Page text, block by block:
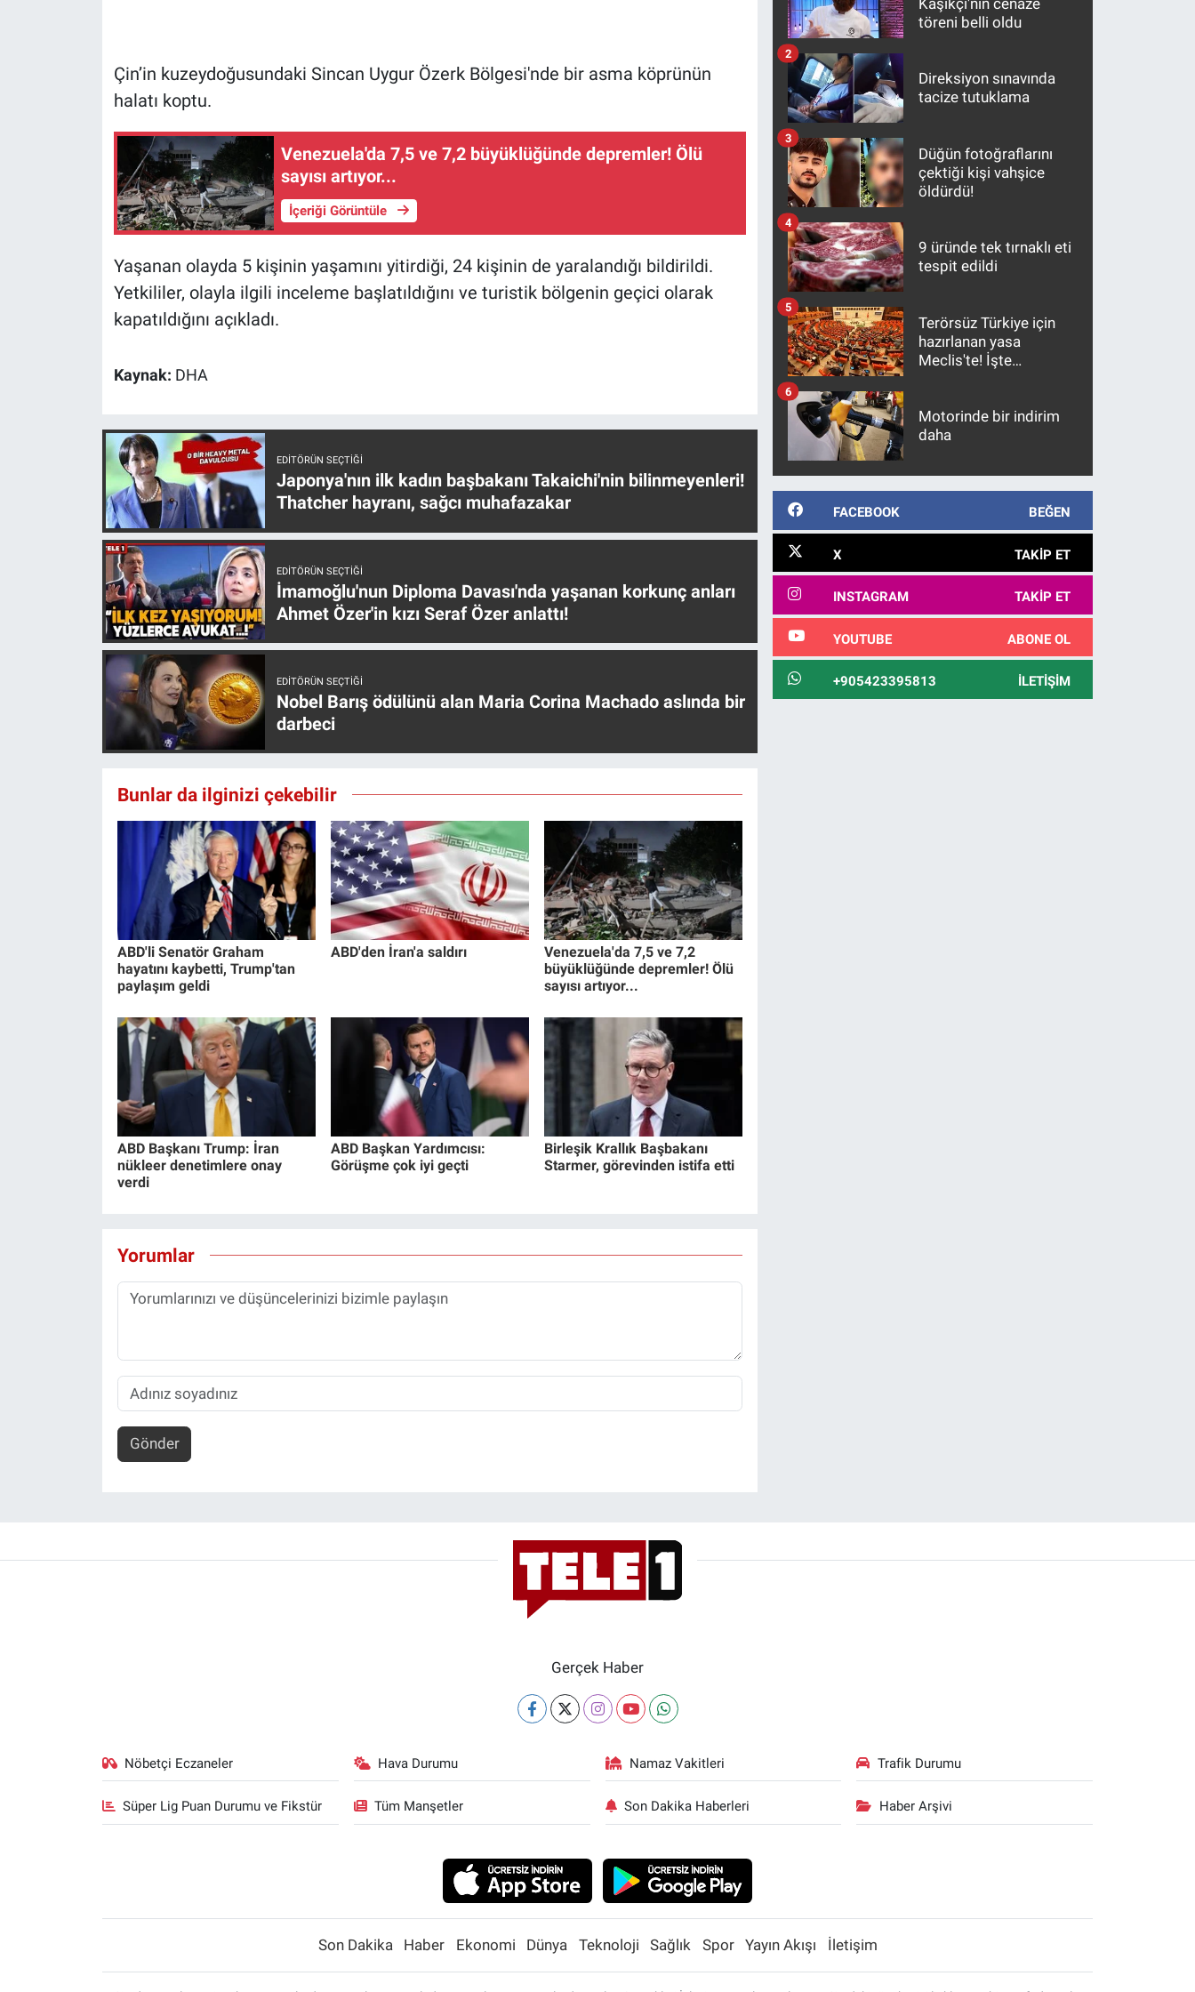
Çin’in kuzeydoğusundaki Sincan Uygur Özerk Bölgesi'nde bir asma köprünün
halatı koptu.
Venezuela'da 7,5 ve 7,2 büyüklüğünde depremler! Ölü
sayısı artıyor...
İçeriği Görüntüle
Yaşanan olayda 5 kişinin yaşamını yitirdiği, 24 kişinin de yaralandığı bildirildi.
Yetkililer, olayla ilgili inceleme başlatıldığını ve turistik bölgenin geçici olarak
kapatıldığını açıkladı.
Kaynak: DHA
EDITÖRÜN SEÇTIĞI
Japonya'nın ilk kadın başbakanı Takaichi'nin bilinmeyenleri!
Thatcher hayranı, sağcı muhafazakar
EDITÖRÜN SEÇTIĞI
İmamoğlu'nun Diploma Davası'nda yaşanan korkunç anları
Ahmet Özer'in kızı Seraf Özer anlattı!
EDITÖRÜN SEÇTIĞI
Nobel Barış ödülünü alan Maria Corina Machado aslında bir
darbeci
Bunlar da ilginizi çekebilir
ABD'li Senatör Graham
hayatını kaybetti, Trump'tan
paylaşım geldi
ABD'den İran'a saldırı
Venezuela'da 7,5 ve 7,2
büyüklüğünde depremler! Ölü
sayısı artıyor...
ABD Başkanı Trump: İran
nükleer denetimlere onay
verdi
ABD Başkan Yardımcısı:
Görüşme çok iyi geçti
Birleşik Krallık Başbakanı
Starmer, görevinden istifa etti
Yorumlar
Gönder
töreni belli oldu
Direksiyon sınavında
tacize tutuklama
2
Düğün fotoğraflarını
çektiği kişi vahşice
öldürdü!
3
9 üründe tek tırnaklı eti
tespit edildi
4
Terörsüz Türkiye için
hazırlanan yasa
Meclis'te! İşte
5
Motorinde bir indirim
daha
6
FACEBOOK BEĞEN
X TAKIP ET
INSTAGRAM TAKIP ET
YOUTUBE ABONE OL
+905423395813 İLETIŞIM
Gerçek Haber
Nöbetçi Eczaneler Hava Durumu Namaz Vakitleri Trafik Durumu
Süper Lig Puan Durumu ve Fikstür Tüm Manşetler Son Dakika Haberleri Haber Arşivi
Son Dakika Haber Ekonomi Dünya Teknoloji Sağlık Spor Yayın Akışı İletişim
Günün görüntüsü
Koronavirüs
Kültür Sanat
Programlar
Teknoloji
Türkiye'nin Geleceği
Türkiye'nin Gündemi